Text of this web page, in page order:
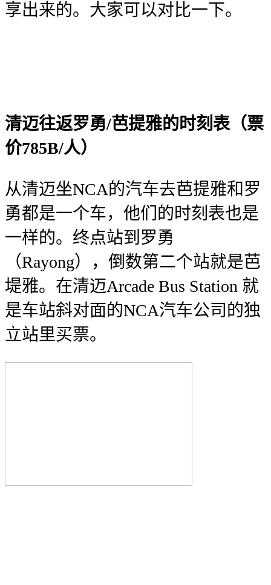
享出来的。大家可以对比一下。
清迈往返罗勇/芭提雅的时刻表（票
价785B/人）
从清迈坐NCA的汽车去芭提雅和罗
勇都是一个车，他们的时刻表也是
一样的。终点站到罗勇
（Rayong），倒数第二个站就是芭
堤雅。在清迈Arcade Bus Station 就
是车站斜对面的NCA汽车公司的独
立站里买票。